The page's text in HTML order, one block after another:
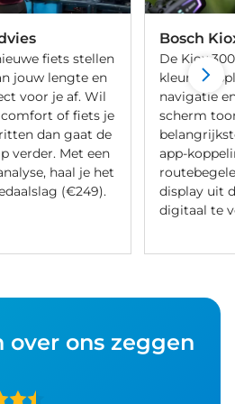
fiets stellen
jouw lengte en
voor je af. Wil
of fiets je
dan gaat de
verder. Met een
haal je het
(€249).
Bosch
De Kiox
navigatie
scherm
app-
display uit
digitaal te
ons zeggen